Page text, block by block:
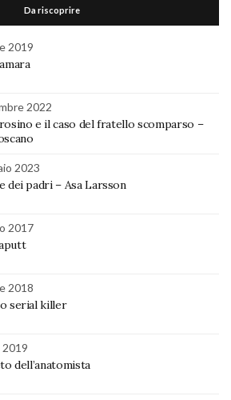
Da riscoprire
2019
2022
e il caso del fratello scomparso –
2023
dei padri – Asa Larsson
2017
2018
serial killer
2019
dell’anatomista